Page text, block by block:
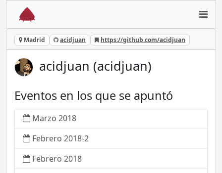
Madrid acidjuan https://github.com/acidjuan
acidjuan (acidjuan)
Eventos en los que se apuntó
Marzo 2018
Febrero 2018-2
Febrero 2018